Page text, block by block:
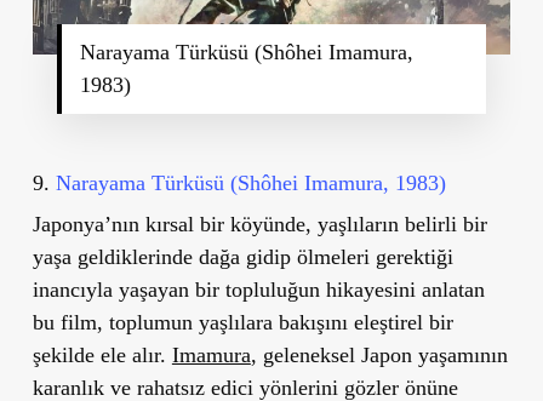
Narayama Türküsü (Shôhei Imamura,
1983)
9. Narayama Türküsü (Shôhei Imamura, 1983)
Japonya’nın kırsal bir köyünde, yaşlıların belirli bir
yaşa geldiklerinde dağa gidip ölmeleri gerektiği
inancıyla yaşayan bir topluluğun hikayesini anlatan
bu film, toplumun yaşlılara bakışını eleştirel bir
şekilde ele alır. Imamura, geleneksel Japon yaşamının
karanlık ve rahatsız edici yönlerini gözler önüne